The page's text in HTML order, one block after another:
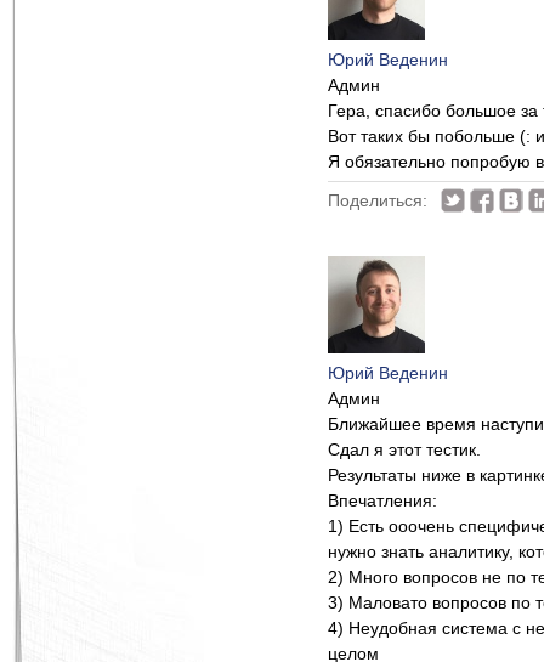
Юрий Веденин
Админ
Гера, спасибо большое
Вот таких бы побольше (:
Я обязательно попробую
Поделиться:
Юрий Веденин
Админ
Ближайшее время
Сдал я этот тестик.
Результаты ниже в
Впечатления:
1) Есть ооочень
нужно знать аналитику,
2) Много вопросов не по
3) Маловато вопросов по
4) Неудобная система с
целом